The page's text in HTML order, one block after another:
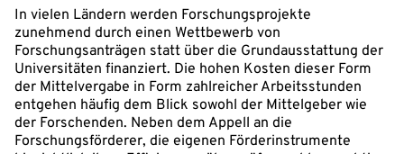
In vielen Ländern werden Forschungsprojekte
zunehmend durch einen Wettbewerb von
Forschungsanträgen statt über die Grundausstattung der
Universitäten finanziert. Die hohen Kosten dieser Form
der Mittelvergabe in Form zahlreicher Arbeitsstunden
entgehen häufig dem Blick sowohl der Mittelgeber wie
der Forschenden. Neben dem Appell an die
Forschungsförderer, die eigenen Förderinstrumente